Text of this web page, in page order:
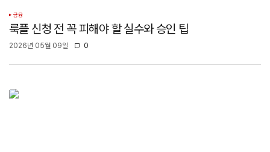
금융
룩플 신청 전 꼭 피해야 할 실수와 승인 팁
2026년 05월 09일 0